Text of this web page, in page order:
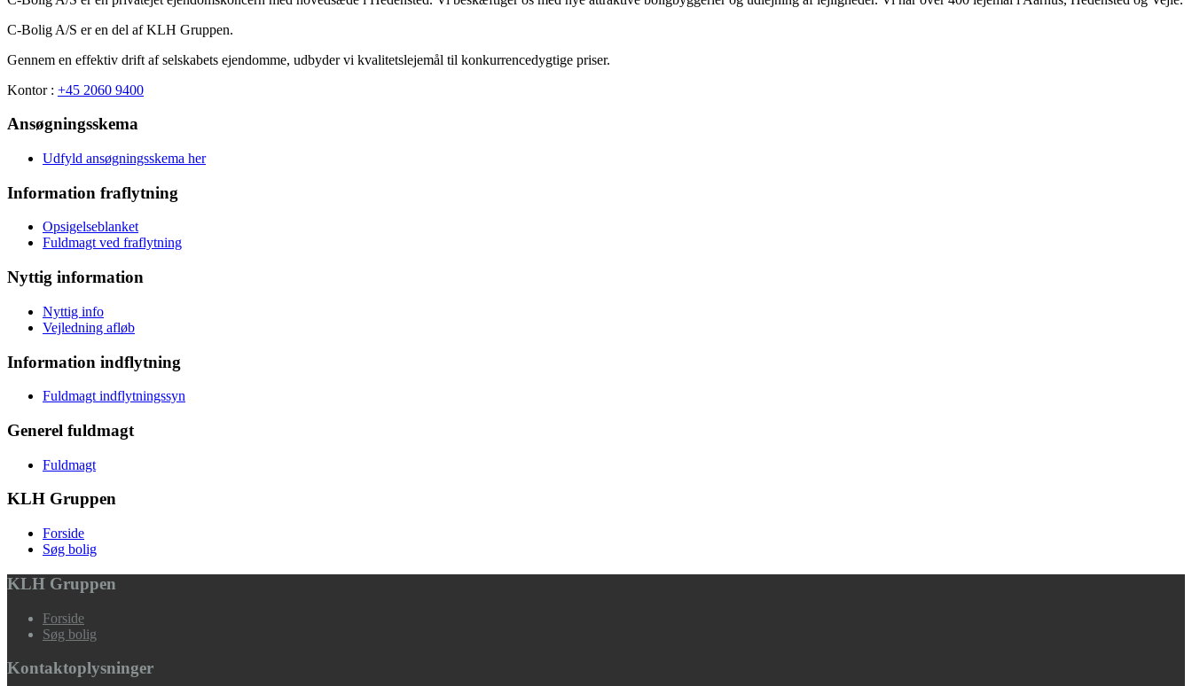
C-Bolig A/S er en del af KLH Gruppen.
Gennem en effektiv drift af selskabets ejendomme, udbyder vi kvalitetslejemål til konkurrencedygtige priser.
Kontor : +45 2060 9400
Ansøgningsskema
Udfyld ansøgningsskema her
Information fraflytning
Opsigelseblanket
Fuldmagt ved fraflytning
Nyttig information
Nyttig info
Vejledning afløb
Information indflytning
Fuldmagt indflytningssyn
Generel fuldmagt
Fuldmagt
KLH Gruppen
Forside
Søg bolig
KLH Gruppen
Forside
Søg bolig
Kontaktoplysninger